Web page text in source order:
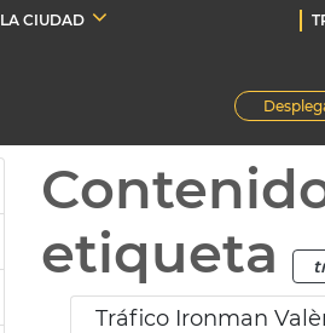
LA CIUDAD
etiqueta
Tráfico Ironman